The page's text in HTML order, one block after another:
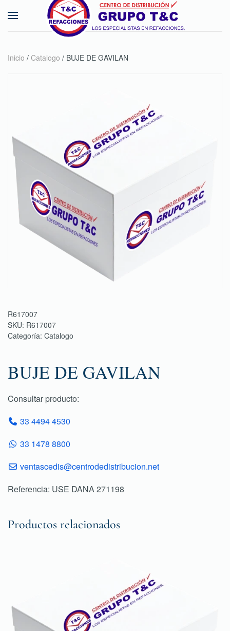
Skip to main content
Inicio / Catalogo / BUJE DE GAVILAN
R617007
SKU: R617007
Categoría: Catalogo
BUJE DE GAVILAN
Consultar producto:
33 4494 4530
33 1478 8800
ventascedis@centrodedistribucion.net
Referencia: USE DANA 271198
Productos relacionados